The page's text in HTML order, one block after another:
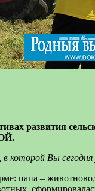
развития
которой Вы
папа –